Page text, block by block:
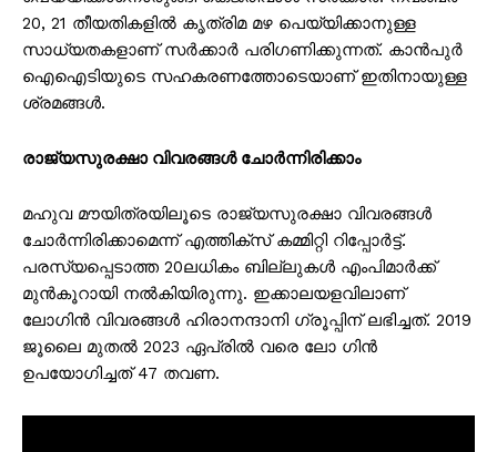
20, 21 തീയതികളിൽ കൃത്രിമ മഴ പെയ്യിക്കാനുള്ള
സാധ്യതകളാണ് സർക്കാർ പരിഗണിക്കുന്നത്. കാൻപുർ
ഐഐടിയുടെ സഹകരണത്തോടെയാണ് ഇതിനായുള്ള
ശ്രമങ്ങൾ.
രാജ്യസുരക്ഷാ വിവരങ്ങൾ ചോർന്നിരിക്കാം
മഹുവ മൗയിത്രയിലൂടെ രാജ്യസുരക്ഷാ വിവരങ്ങൾ
ചോർന്നിരിക്കാമെന്ന് എത്തിക്സ് കമ്മിറ്റി റിപ്പോർട്ട്.
പരസ്യപ്പെടാത്ത 20ലധികം ബില്ലുകൾ എംപിമാർക്ക്
മുൻകൂറായി നൽകിയിരുന്നു. ഇക്കാലയളവിലാണ്
ലോഗിൻ വിവരങ്ങൾ ഹിരാനന്ദാനി ഗ്രൂപ്പിന് ലഭിച്ചത്. 2019
ജൂലൈ മുതൽ 2023 ഏപ്രിൽ വരെ ലോ ഗിൻ
ഉപയോഗിച്ചത് 47 തവണ.